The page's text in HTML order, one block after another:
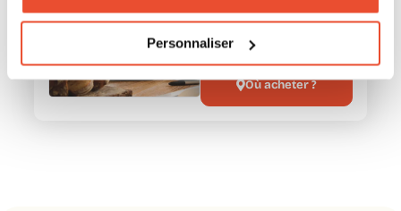
Personnaliser
Multifonction et
compact, le robot
cuiseur Cook Expert
parfait pour tout réussir
Où acheter ?